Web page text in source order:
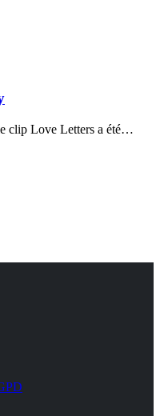
clip Love Letters a été…